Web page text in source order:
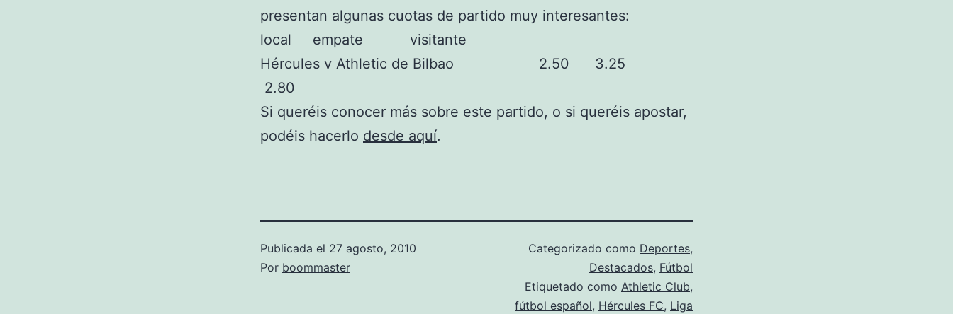
presentan algunas cuotas de partido muy interesantes:
local empate visitante
Hércules v Athletic de Bilbao 2.50 3.25
2.80
Si queréis conocer más sobre este partido, o si queréis apostar,
podéis hacerlo desde aquí.
Publicada el 27 agosto, 2010
Por boommaster
Categorizado como Deportes,
Destacados, Fútbol
Etiquetado como Athletic Club,
fútbol español, Hércules FC, Liga